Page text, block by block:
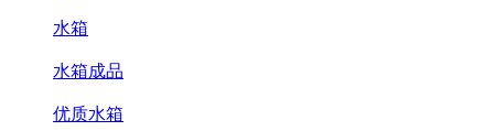
水箱
水箱成品
优质水箱